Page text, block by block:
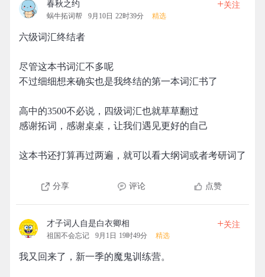
春秋之约
蜗牛拓词帮 9月10日 22时39分 精选
+关注
六级词汇终结者
尽管这本书词汇不多呢
不过细细想来确实也是我终结的第一本词汇书了
高中的3500不必说，四级词汇也就草草翻过
感谢拓词，感谢桌桌，让我们遇见更好的自己
这本书还打算再过两遍，就可以看大纲词或者考研词了
分享 评论 点赞
才子词人自是白衣卿相
祖国不会忘记 9月1日 19时49分 精选
+关注
我又回来了，新一季的魔鬼训练营。